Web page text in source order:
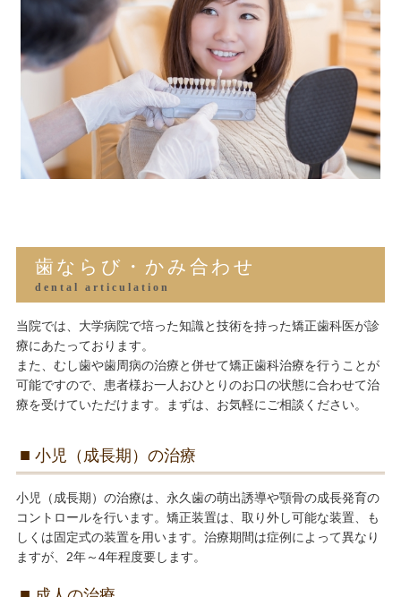
歯ならび・かみ合わせ
dental articulation
当院では、大学病院で培った知識と技術を持った矯正歯科医が診
療にあたっております。
また、むし歯や歯周病の治療と併せて矯正歯科治療を行うことが
可能ですので、患者様お一人おひとりのお口の状態に合わせて治
療を受けていただけます。まずは、お気軽にご相談ください。
小児（成長期）の治療
小児（成長期）の治療は、永久歯の萌出誘導や顎骨の成長発育の
コントロールを行います。矯正装置は、取り外し可能な装置、も
しくは固定式の装置を用います。治療期間は症例によって異なり
ますが、2年～4年程度要します。